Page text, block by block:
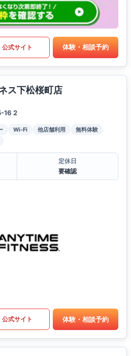
公式サイト 体験・相談予約
ス下松桜町店
16 2
Wi-Fi 他店舗利用
無料体験
定休日
要確認
公式サイト 体験・相談予約